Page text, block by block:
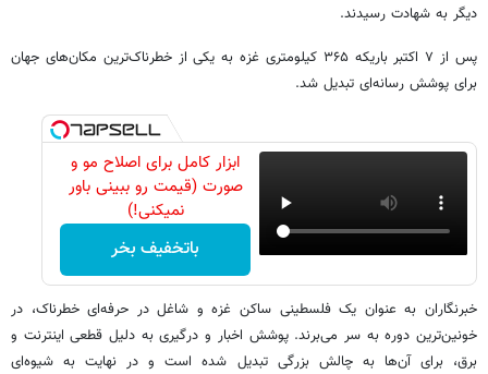
دیگر به شهادت رسیدند.
پس از ۷ اکتبر باریکه ۳۶۵ کیلومتری غزه به یکی از خطرناک‌ترین مکان‌های جهان
برای پوشش رسانه‌ای تبدیل شد.
ابزار کامل برای اصلاح مو و
صورت (قیمت رو ببینی باور
نمیکنی!)
باتخفیف بخر
خبرنگاران به عنوان یک فلسطینی ساکن غزه و شاغل در حرفه‌ای خطرناک، در
خونین‌ترین دوره به سر می‌برند. پوشش اخبار و درگیری به دلیل قطعی اینترنت و
برق، برای آن‌ها به چالش بزرگی تبدیل شده است و در نهایت به شیوه‌ای